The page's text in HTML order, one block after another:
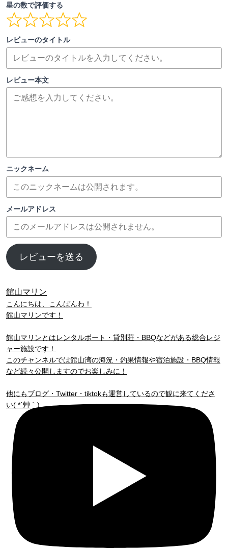
星の数で評価する
レビューのタイトル
レビュー本文
ニックネーム
メールアドレス
レビューを送る
館山マリン
こんにちは、こんばんわ！
館山マリンです！
館山マリンとはレンタルボート・貸別荘・BBQなどがある総合レジ
ャー施設です！
このチャンネルでは館山湾の海況・釣果情報や宿泊施設・BBQ情報
など続々公開しますのでお楽しみに！
他にもブログ・Twitter・tiktokも運営しているので観に来てくださ
い( *´艸｀)